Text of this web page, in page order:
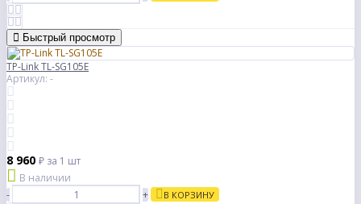
Быстрый просмотр
TP-Link TL-SG105E
Артикул: -
8 960 ₽ за 1 шт
В наличии
-
+ В КОРЗИНУ